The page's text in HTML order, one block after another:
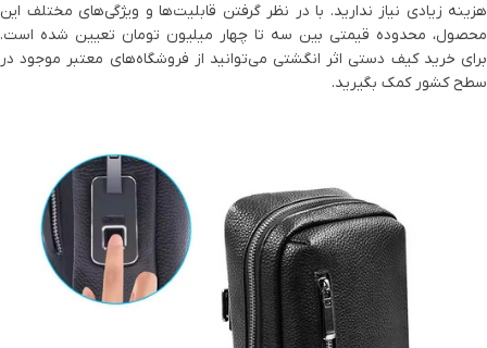
هزینه زیادی نیاز ندارید. با در نظر گرفتن قابلیت‌ها و ویژگی‌های مختلف این
محصول، محدوده قیمتی بین سه تا چهار میلیون تومان تعیین شده است.
برای خرید کیف دستی اثر انگشتی می‌توانید از فروشگاه‌های معتبر موجود در
سطح کشور کمک بگیرید.